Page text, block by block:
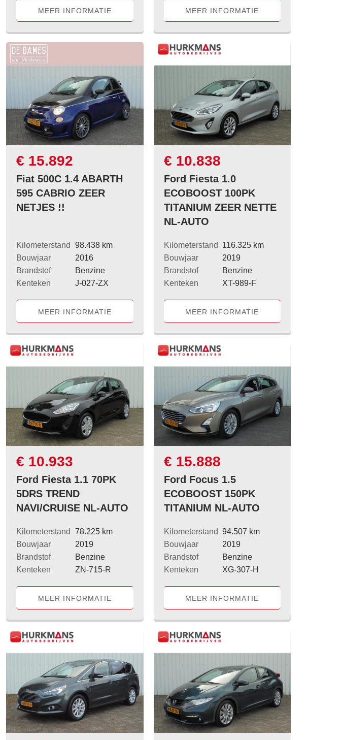
MEER INFORMATIE MEER INFORMATIE
€ 15.892
Fiat 500C 1.4 ABARTH
595 CABRIO ZEER
NETJES !!
Kilometerstand
98.438 km
Bouwjaar
2016
Brandstof
Benzine
Kenteken
J-027-ZX
MEER INFORMATIE
€ 10.838
Ford Fiesta 1.0
ECOBOOST 100PK
TITANIUM ZEER NETTE
NL-AUTO
Kilometerstand
116.325 km
Bouwjaar
2019
Brandstof
Benzine
Kenteken
XT-989-F
MEER INFORMATIE
€ 10.933
Ford Fiesta 1.1 70PK
5DRS TREND
NAVI/CRUISE NL-AUTO
Kilometerstand
78.225 km
Bouwjaar
2019
Brandstof
Benzine
Kenteken
ZN-715-R
MEER INFORMATIE
€ 15.888
Ford Focus 1.5
ECOBOOST 150PK
TITANIUM NL-AUTO
Kilometerstand 94.507 km
Bouwjaar
2019
Brandstof
Benzine
Kenteken
XG-307-H
MEER INFORMATIE